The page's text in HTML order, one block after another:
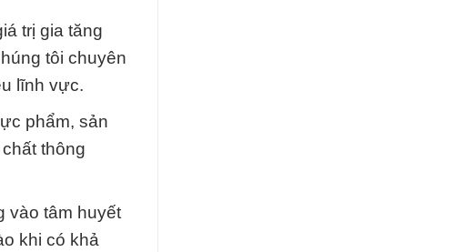
trị gia tăng
tôi chuyên
lĩnh vực.
phẩm, sản
thông
vào tâm huyết
khi có khả